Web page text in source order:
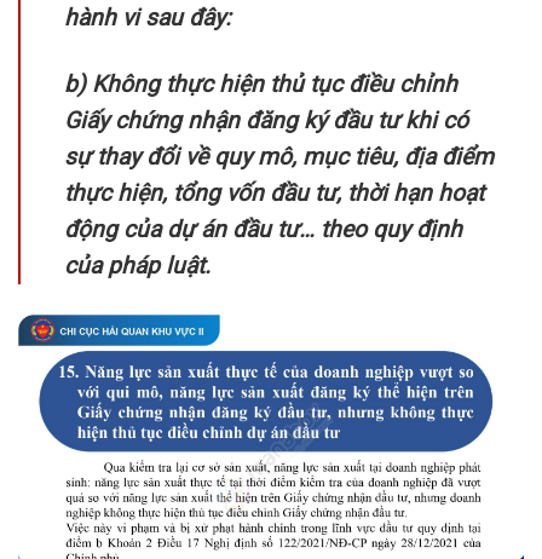
hành vi sau đây:
b) Không thực hiện thủ tục điều chỉnh
Giấy chứng nhận đăng ký đầu tư khi có
sự thay đổi về quy mô, mục tiêu, địa điểm
thực hiện, tổng vốn đầu tư, thời hạn hoạt
động của dự án đầu tư… theo quy định
của pháp luật.